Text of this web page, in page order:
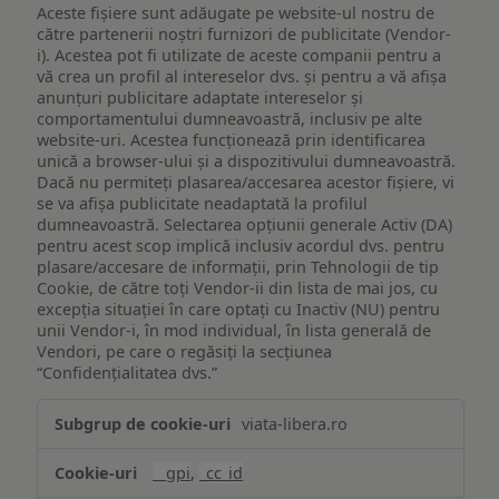
Aceste fișiere sunt adăugate pe website-ul nostru de
către partenerii noștri furnizori de publicitate (Vendor-
i). Acestea pot fi utilizate de aceste companii pentru a
vă crea un profil al intereselor dvs. și pentru a vă afișa
anunțuri publicitare adaptate intereselor și
comportamentului dumneavoastră, inclusiv pe alte
website-uri. Acestea funcționează prin identificarea
unică a browser-ului și a dispozitivului dumneavoastră.
Dacă nu permiteți plasarea/accesarea acestor fișiere, vi
se va afișa publicitate neadaptată la profilul
dumneavoastră. Selectarea opțiunii generale Activ (DA)
pentru acest scop implică inclusiv acordul dvs. pentru
plasare/accesare de informații, prin Tehnologii de tip
Cookie, de către toți Vendor-ii din lista de mai jos, cu
excepția situației în care optați cu Inactiv (NU) pentru
unii Vendor-i, în mod individual, în lista generală de
Vendori, pe care o regăsiți la secțiunea
“Confidențialitatea dvs.”
țintită
viata-libera.ro
__gpi, _cc_id